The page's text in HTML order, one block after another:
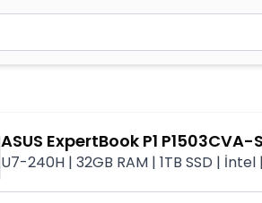
или используйте стрелки
ASUS ExpertBook P1
U7-240H | 32GB RAM | 1TB SSD | İntel